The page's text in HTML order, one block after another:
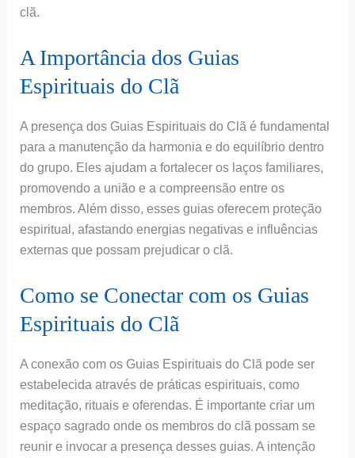
clã.
A Importância dos Guias
Espirituais do Clã
A presença dos Guias Espirituais do Clã é fundamental
para a manutenção da harmonia e do equilíbrio dentro
do grupo. Eles ajudam a fortalecer os laços familiares,
promovendo a união e a compreensão entre os
membros. Além disso, esses guias oferecem proteção
espiritual, afastando energias negativas e influências
externas que possam prejudicar o clã.
Como se Conectar com os Guias
Espirituais do Clã
A conexão com os Guias Espirituais do Clã pode ser
estabelecida através de práticas espirituais, como
meditação, rituais e oferendas. É importante criar um
espaço sagrado onde os membros do clã possam se
reunir e invocar a presença desses guias. A intenção